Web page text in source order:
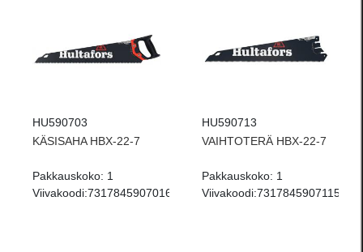
HU590703
KÄSISAHA HBX-22-7
Pakkauskoko: 1
Viivakoodi:7317845907016
HU590713
VAIHTOTERÄ HBX-22-7
Pakkauskoko: 1
Viivakoodi:7317845907115